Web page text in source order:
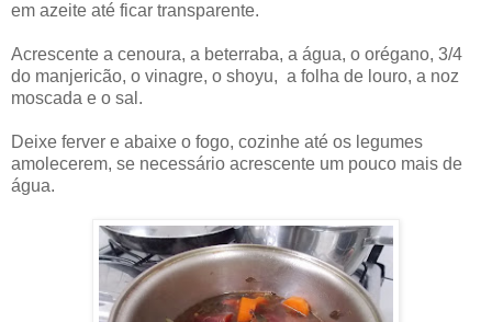
em azeite até ficar transparente.
Acrescente a cenoura, a beterraba, a água, o orégano, 3/4
do manjericão, o vinagre, o shoyu, a folha de louro, a noz
moscada e o sal.
Deixe ferver e abaixe o fogo, cozinhe até os legumes
amolecerem, se necessário acrescente um pouco mais de
água.